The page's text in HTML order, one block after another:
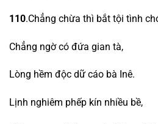
110.Chẳng chừa thì bắt tội tình
Chẳng ngờ có đứa gian tà,
Lòng hềm độc dữ cáo bà Inê.
Lịnh nghiêm phếp kín nhiều bề,